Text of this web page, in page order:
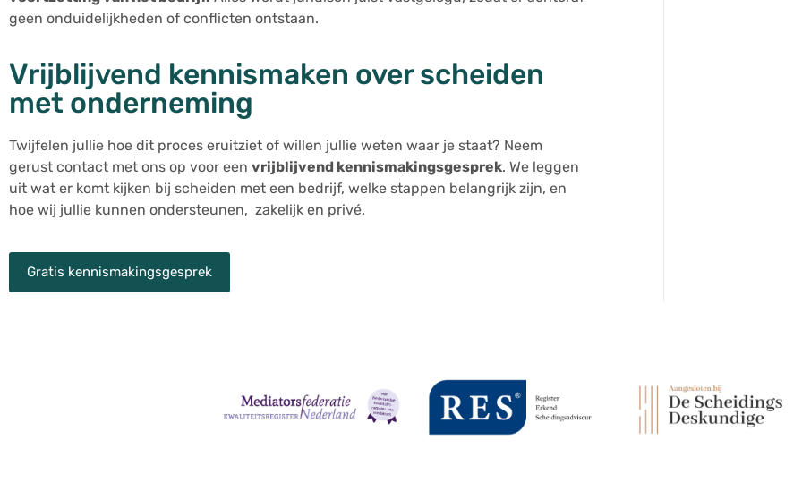
geen onduidelijkheden of conflicten ontstaan.
Vrijblijvend kennismaken over scheiden
met onderneming
Twijfelen jullie hoe dit proces eruitziet of willen jullie weten waar je staat? Neem
gerust contact met ons op voor een vrijblijvend kennismakingsgesprek. We leggen
uit wat er komt kijken bij scheiden met een bedrijf, welke stappen belangrijk zijn, en
hoe wij jullie kunnen ondersteunen, zakelijk en privé.
Gratis kennismakingsgesprek